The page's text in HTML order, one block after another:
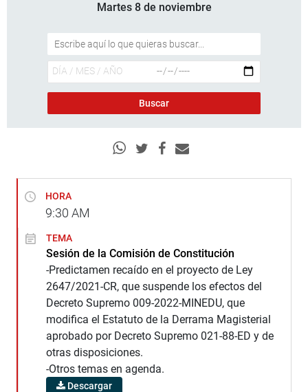
Martes 8 de noviembre
HORA
9:30 AM
TEMA
Sesión de la Comisión de Constitución
-Predictamen recaído en el proyecto de Ley
2647/2021-CR, que suspende los efectos del
Decreto Supremo 009-2022-MINEDU, que
modifica el Estatuto de la Derrama Magisterial
aprobado por Decreto Supremo 021-88-ED y de
otras disposiciones.
-Otros temas en agenda.
Descargar